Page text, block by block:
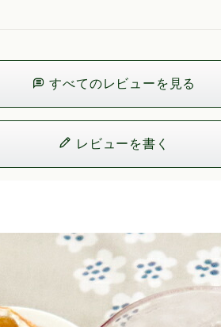
すべてのレビューを見る
レビューを書く